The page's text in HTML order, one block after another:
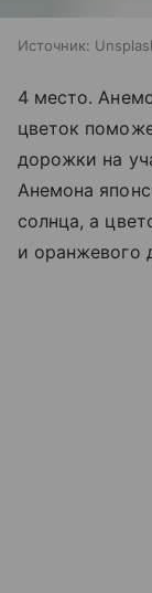
Источник:
4 место.
цветок
дорожки на
Анемона
солнца, а
и оранжевого